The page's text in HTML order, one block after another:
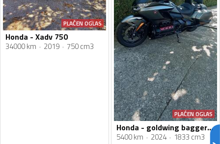
PLAĆEN OGLAS
Honda - Xadv 750
34000 km 2019 750 cm3
PLAĆEN OGLAS
Honda - goldwing bagger dct
5400 km 2024 1833 cm3